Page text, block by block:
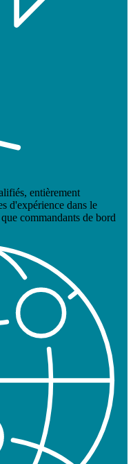
entièrement
d'expérience dans le
commandants de bord